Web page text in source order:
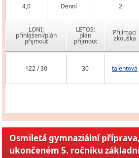
4,0 Denní 2
LONI:
přihlášení/plán
přijmout
LETOS:
plán
přijmout
Přijímací
zkouška
122 / 30 30 talentová
Osmiletá gymnaziální
ukončeném 5. ročníku